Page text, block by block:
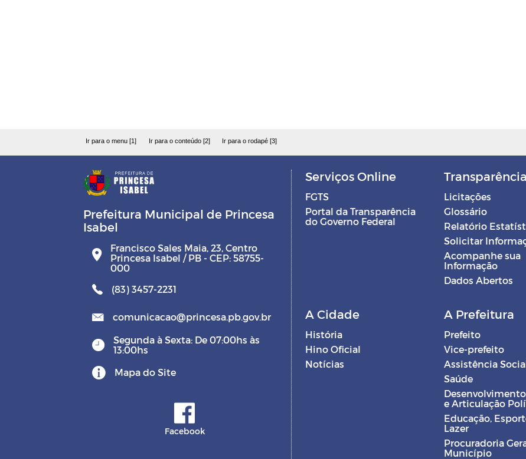
Ir para o menu [1] Ir para o conteúdo [2] Ir para o rodapé [3]
Prefeitura Municipal de Princesa
Isabel
Francisco Sales Maia, 23, Centro
Princesa Isabel / PB - CEP: 58755-
000
(83) 3457-2231
comunicacao@princesa.pb.gov.br
Segunda à Sexta: De 07:00hs às
13:00hs
Mapa do Site
Facebook
Serviços Online
FGTS
Portal da Transparência
do Governo Federal
Transparência
Licitações
Glossário
Relatório
Solicitar
Acompanhe sua
Informação
Dados Abertos
A Cidade
História
Hino Oficial
Notícias
A Prefeitura
Prefeito
Vice-prefeito
Assistência
Saúde
e Articulação
Educação,
Lazer
Procuradoria
Município